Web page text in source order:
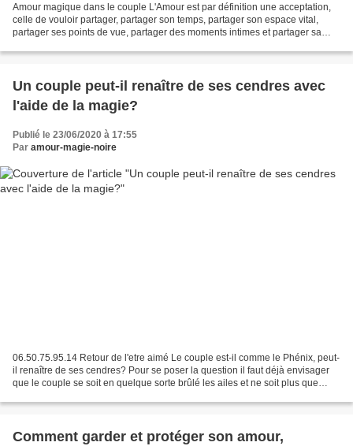
Amour magique dans le couple L'Amour est par définition une acceptation,
celle de vouloir partager, partager son temps, partager son espace vital,
partager ses points de vue, partager des moments intimes et partager sa
Un couple peut-il renaître de ses cendres avec
l'aide de la magie?
Publié le 23/06/2020 à 17:55
Par amour-magie-noire
06.50.75.95.14 Retour de l'etre aimé Le couple est-il comme le Phénix, peut-
il renaître de ses cendres? Pour se poser la question il faut déjà envisager
que le couple se soit en quelque sorte brûlé les ailes et ne soit plus que
Comment garder et protéger son amour,